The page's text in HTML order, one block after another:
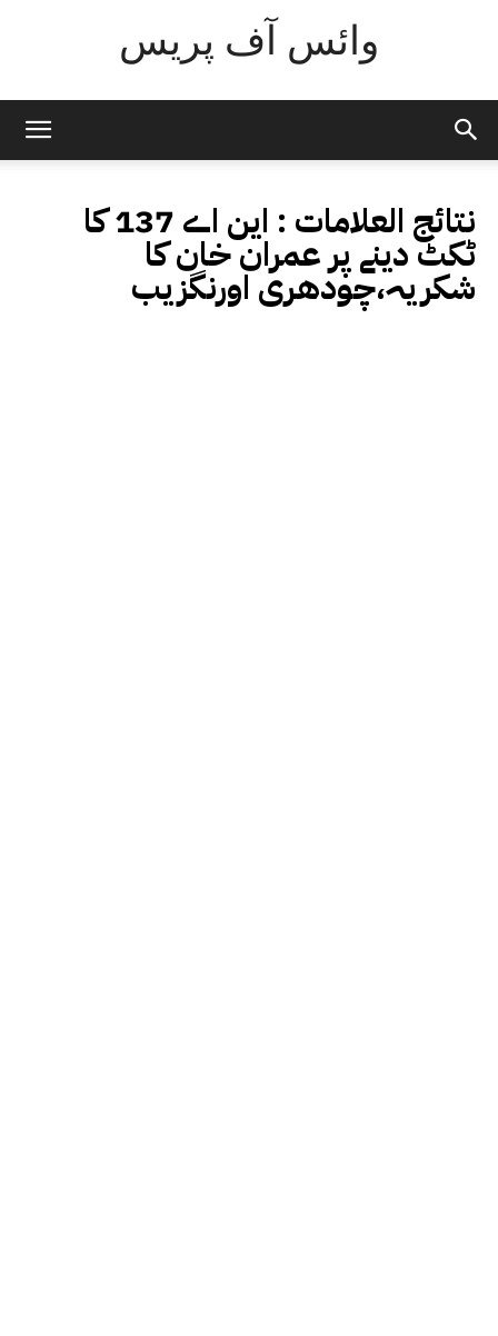
وائس آف پریس
نتائج العلامات : این اے 137 کا
ٹکٹ دینے پر عمران خان کا
شکریہ،چودھری اورنگزیب